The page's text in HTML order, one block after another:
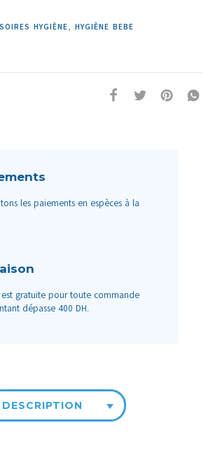
HYGIÈNE, HYGIÈNE BEBE
les paiements en espèces à la
est gratuite pour toute commande
dépasse 400 DH.
DESCRIPTION